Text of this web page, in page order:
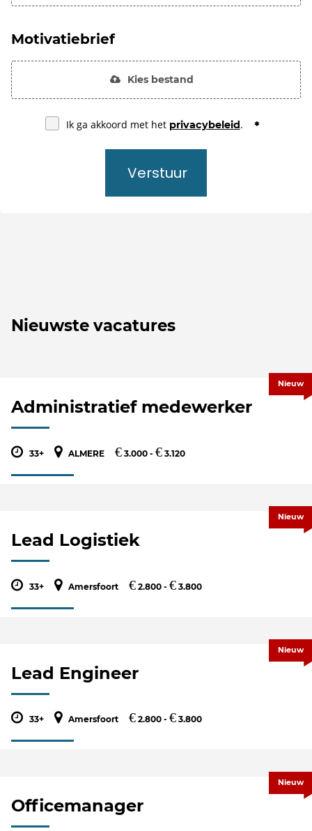
Motivatiebrief
Kies bestand
Ik ga akkoord met het privacybeleid.
Verstuur
Nieuwste vacatures
Administratief medewerker
33+ ALMERE € 3.000 - € 3.120
Nieuw
Lead Logistiek
33+ Amersfoort € 2.800 - € 3.800
Nieuw
Lead Engineer
33+ Amersfoort € 2.800 - € 3.800
Nieuw
Officemanager
Nieuw